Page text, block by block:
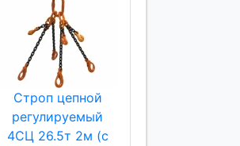
Строп цепной
регулируемый
4СЦ 26.5т 2м (с